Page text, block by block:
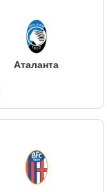
Аталанта